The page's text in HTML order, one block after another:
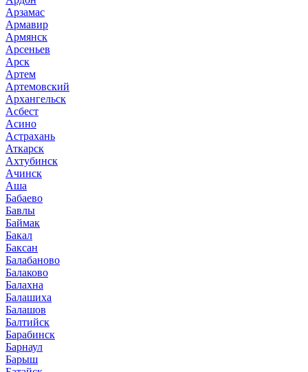
Арзамас
Армавир
Армянск
Арсеньев
Арск
Артем
Артемовский
Архангельск
Асбест
Асино
Астрахань
Аткарск
Ахтубинск
Ачинск
Аша
Бабаево
Бавлы
Баймак
Бакал
Баксан
Балабаново
Балаково
Балахна
Балашиха
Балашов
Балтийск
Барабинск
Барнаул
Барыш